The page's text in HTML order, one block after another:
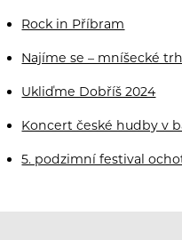
Rock in Příbram
Najíme se – mníšecké
Ukliďme Dobříš 2024
Koncert české hudby v
5. podzimní festival